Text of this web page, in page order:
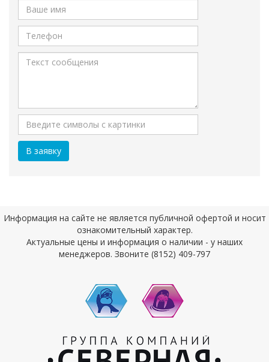
Информация на сайте не является публичной офертой и носит
ознакомительный характер.
Актуальные цены и информация о наличии - у наших
менеджеров. Звоните (8152) 409-797